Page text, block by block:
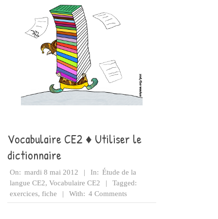
Vocabulaire CE2 ♦ Utiliser le
dictionnaire
2012-
05-
08
On: mardi 8 mai 2012 In: Étude de la
langue CE2, Vocabulaire CE2
Tagged:
exercices, fiche With: 4 Comments